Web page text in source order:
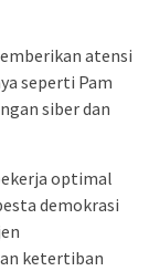
atensi
seperti Pam
siber dan
optimal
demokrasi
ketertiban